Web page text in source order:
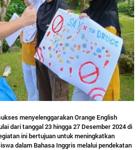
menyelenggarakan Orange English
dari tanggal 23 hingga 27 Desember 2024 di
ini bertujuan untuk meningkatkan
dalam Bahasa Inggris melalui pendekatan